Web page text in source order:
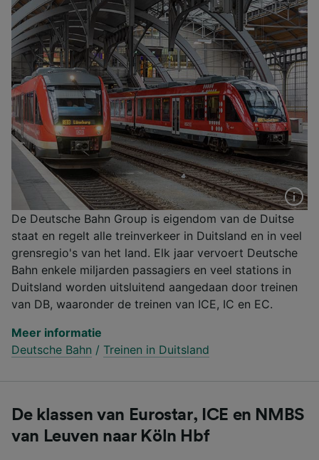
De Deutsche Bahn Group is eigendom van de Duitse
staat en regelt alle treinverkeer in Duitsland en in veel
grensregio's van het land. Elk jaar vervoert Deutsche
Bahn enkele miljarden passagiers en veel stations in
Duitsland worden uitsluitend aangedaan door treinen
van DB, waaronder de treinen van ICE, IC en EC.
Meer informatie
Deutsche Bahn / Treinen in Duitsland
De klassen van Eurostar, ICE en NMBS
van Leuven naar Köln Hbf